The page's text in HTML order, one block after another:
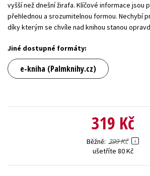
vyšší než dnešní žirafa. Klíčové informace jsou
přehlednou a srozumitelnou formou. Nechybí
díky kterým se chvíle nad knihou stanou
Jiné dostupné formáty:
e-kniha (Palmknihy.cz)
319 Kč
Běžně 399 Kč
ušetříte 80 Kč